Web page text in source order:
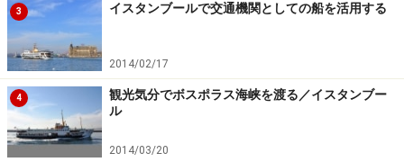
交通の便があまりよくなく、歴史地区からはちょっと離
れたところに建っているせいか、なかなか行く機会がな
いカーリエ博物館。しかし個人的にはかなり好みのスポ
ットで、内部モザイク画やフレスコ画の美しさは抜群で
す。
3 イスタンブールで交通機関としての船を活用する
2014/02/17
4
観光気分でボスポラス海峡を渡る／イスタンブー
ル
2014/03/20